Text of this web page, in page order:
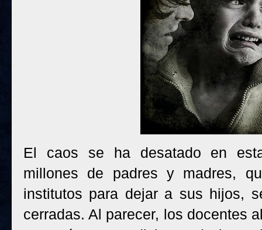
El caos se ha desatado en
millones de padres y madres,
institutos para dejar a sus hijos,
cerradas. Al parecer, los docentes